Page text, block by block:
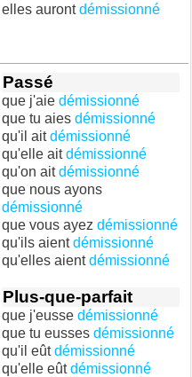
elles aurontdémissionné
Passé
que j'aie démissionné
que tu aies démissionné
qu'il aitdémissionné
qu'elle aitdémissionné
qu'on aitdémissionné
que nous ayons
démissionné
que vous ayez démissionné
qu'ils aientdémissionné
qu'elles aientdémissionné
Plus-que-parfait
que j'eusse démissionné
que tu eusses démissionné
qu'il eûtdémissionné
qu'elle eûtdémissionné